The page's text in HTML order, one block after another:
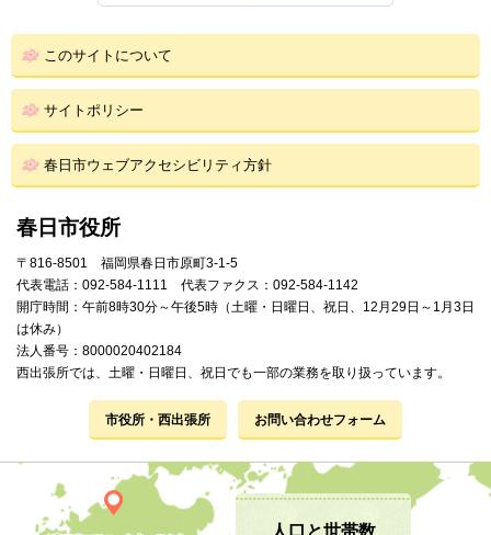
このサイトについて
サイトポリシー
春日市ウェブアクセシビリティ方針
春日市役所
〒816-8501 福岡県春日市原町3-1-5
代表電話：092-584-1111 代表ファクス：092-584-1142
開庁時間：午前8時30分～午後5時（土曜・日曜日、祝日、12月29日～1月3日
は休み）
法人番号：8000020402184
西出張所では、土曜・日曜日、祝日でも一部の業務を取り扱っています。
市役所・西出張所 お問い合わせフォーム
人口と世帯数